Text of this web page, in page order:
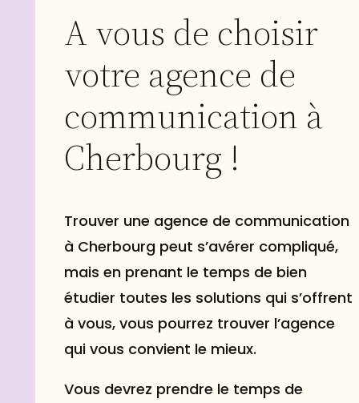
A vous de choisir
votre agence de
communication à
Cherbourg !
Trouver une agence de communication
à Cherbourg peut s’avérer compliqué,
mais en prenant le temps de bien
étudier toutes les solutions qui s’offrent
à vous, vous pourrez trouver l’agence
qui vous convient le mieux.
Vous devrez prendre le temps de